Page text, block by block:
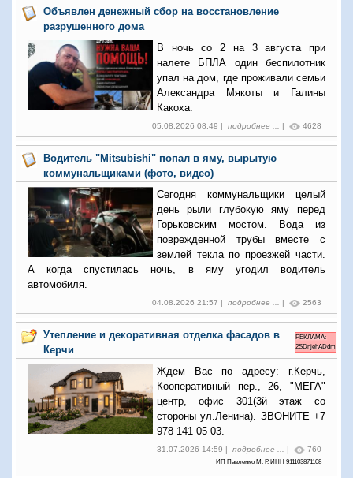
Объявлен денежный сбор на восстановление
разрушенного дома
В ночь со 2 на 3 августа при
налете БПЛА один беспилотник
упал на дом, где проживали семьи
Александра Мякоты и Галины
Какоха.
05.08.2026 08:49 | подробнее ... | 4628
Водитель "Mitsubishi" попал в яму, вырытую
коммунальщиками (фото, видео)
Сегодня коммунальщики целый
день рыли глубокую яму перед
Горьковским мостом. Вода из
поврежденной трубы вместе с
землей текла по проезжей части.
А когда спустилась ночь, в яму угодил водитель
автомобиля.
04.08.2026 21:57 | подробнее ... | 2563
Утепление и декоративная отделка фасадов в
Керчи
РЕКЛАМА:
2SDnjehADdm
Ждем Вас по адресу: г.Керчь,
Кооперативный пер., 26, "МЕГА"
центр, офис 301(3й этаж со
стороны ул.Ленина). ЗВОНИТЕ +7
978 141 05 03.
31.07.2026 14:59 | подробнее ... | 760
ИП Павленко М. Р. ИНН 911103871108